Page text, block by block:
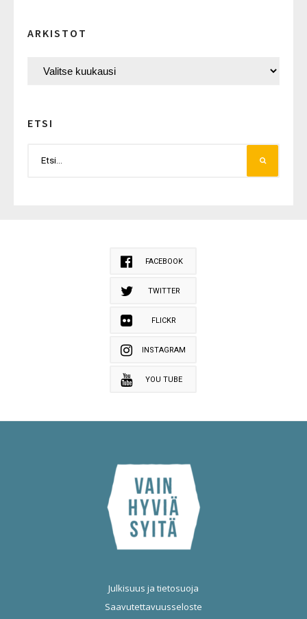
ARKISTOT
ETSI
FACEBOOK
TWITTER
FLICKR
INSTAGRAM
YOU TUBE
Julkisuus ja tietosuoja
Saavutettavuusseloste